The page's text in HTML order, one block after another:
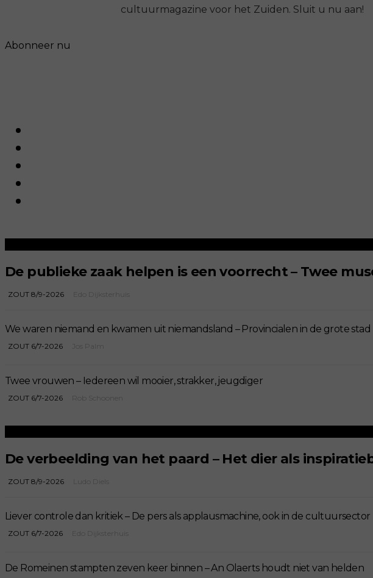
cultuurmagazine voor het Zuiden. Sluit u nu aan!
Abonneer nu
De publieke zaak helpen is een voorrecht – Twee
ZOUT 8/9-2026 Edo Dijksterhuis
We waren niemand en kwamen uit niemandsland – Provincialen in de grote stad
ZOUT 6/7-2026 Jos Palm
Twee vrouwen – Iedereen wil mooier, strakker, jeugdiger
ZOUT 6/7-2026 Rob Schoonen
De verbeelding van het paard – Het dier als
ZOUT 8/9-2026 Ludo Diels
Liever controle dan kritiek – De pers als applausmachine, ook in de cultuursector
ZOUT 6/7-2026 Edo Dijksterhuis
De Romeinen stampten zeven keer binnen – An Olaerts houdt niet van helden